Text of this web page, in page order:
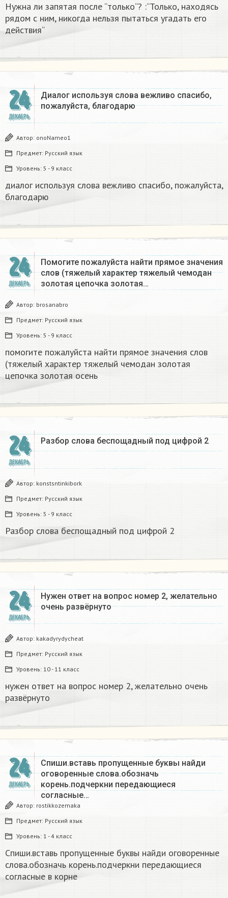
Нужна ли запятая после “только“? :“Только, находясь
рядом с ним, никогда нельзя пытаться угадать его
действия“
24
ДЕКАБРЬ
Диалог используя слова вежливо спасибо,
пожалуйста, благодарю
Автор: onoNameo1
Предмет: Русский язык
Уровень: 5 - 9 класс
диалог используя слова вежливо спасибо, пожалуйста,
благодарю
24
ДЕКАБРЬ
Помогите пожалуйста найти прямое значения
слов (тяжелый характер тяжелый чемодан
золотая цепочка золотая…
Автор: brosanabro
Предмет: Русский язык
Уровень: 5 - 9 класс
помогите пожалуйста найти прямое значения слов
(тяжелый характер тяжелый чемодан золотая
цепочка золотая осень
24
ДЕКАБРЬ
Разбор слова беспощадный под цифрой 2
Автор: konstsntinkibork
Предмет: Русский язык
Уровень: 5 - 9 класс
Разбор слова беспощадный под цифрой 2
24
ДЕКАБРЬ
Нужен ответ на вопрос номер 2, желательно
очень развёрнуто
Автор: kakadyrydycheat
Предмет: Русский язык
Уровень: 10 - 11 класс
нужен ответ на вопрос номер 2, желательно очень
развёрнуто
24
ДЕКАБРЬ
Спиши.вставь пропущенные буквы найди
оговоренные слова.обозначь
корень.подчеркни передающиеся
согласные…
Автор: rostikkozemaka
Предмет: Русский язык
Уровень: 1 - 4 класс
Спиши.вставь пропущенные буквы найди оговоренные
слова.обозначь корень.подчеркни передающиеся
согласные в корне